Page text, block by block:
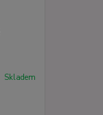
Skladem